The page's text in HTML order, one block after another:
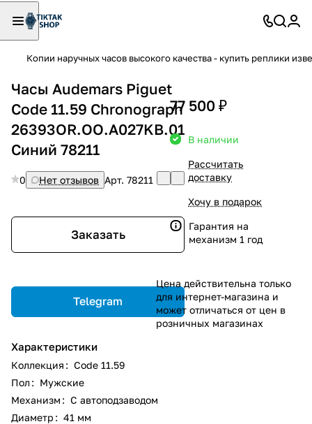
Копии наручных часов высокого качества - купить реплики
Часы Audemars Piguet
Code 11.59 Chronograph
26393OR.OO.A027KB.01
Синий 78211
0 Нет отзывов Арт. 78211
Заказать
Telegram
Характеристики
Коллекция : Code 11.59
Пол : Мужские
Механизм : С автоподзаводом
Диаметр : 41 мм
77 500 ₽
В наличии
Рассчитать
доставку
Хочу в подарок
Гарантия на
механизм 1 год
Цена действительна только
для интернет-магазина и
может отличаться от цен в
розничных магазинах